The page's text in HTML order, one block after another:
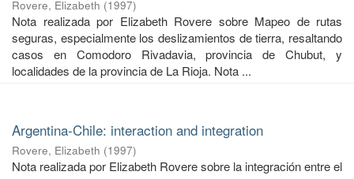
Rovere, Elizabeth (1997)
Nota realizada por Elizabeth Rovere sobre Mapeo de rutas
seguras, especialmente los deslizamientos de tierra, resaltando
casos en Comodoro Rivadavia, provincia de Chubut, y
localidades de la provincia de La Rioja. Nota ...
Argentina-Chile: interaction and integration
Rovere, Elizabeth (1997)
Nota realizada por Elizabeth Rovere sobre la integración entre el